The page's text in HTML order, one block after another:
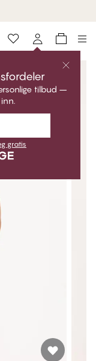
tilbud –
gratis